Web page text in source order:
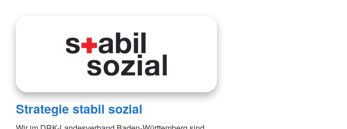
Strategie stabil sozial